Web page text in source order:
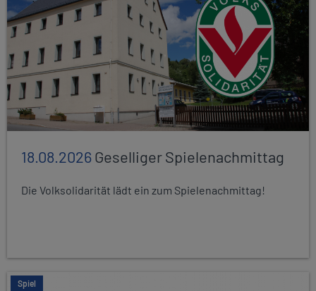
18.08.2026Geselliger Spielenachmittag
Die Volksolidarität lädt ein zum Spielenachmittag!
Spiel